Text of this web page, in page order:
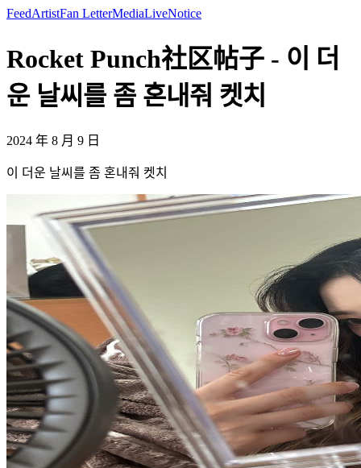
FeedArtistFan LetterMediaLiveNotice
Rocket Punch社区帖子 - 이 더
운 날씨를 좀 혼내줘 켓치
2024 年 8 月 9 日
이 더운 날씨를 좀 혼내줘 켓치